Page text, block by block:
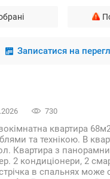
Записатися на
730
квартира
та технікою. В
Квартира з
2 кондиціонери, 2
в спальнях може